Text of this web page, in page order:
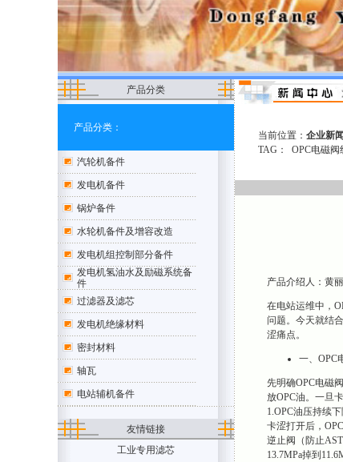
产品分类
产品分类：
汽轮机备件
发电机备件
锅炉备件
水轮机备件及增容改造
发电机组控制部分备件
发电机氢油水及励磁系统备
件
过滤器及滤芯
发电机绝缘材料
密封材料
轴瓦
电站辅机备件
友情链接
工业专用滤芯
当前位置：企业新
TAG：OPC电磁阀
产品介绍人：黄丽
在电站运维中，
问题。今天就结
涩痛点。
一、OPC
先明确OPC电磁
放OPC油。一旦
1.OPC油压持续
卡涩打开后，
逆止阀（防止
13.7MPa掉到